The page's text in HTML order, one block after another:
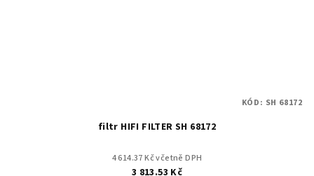
filtr HIFI FILTER SH 68172
4 614.37 Kč včetně DPH
3 813.53 Kč
KÓD: SH 68172